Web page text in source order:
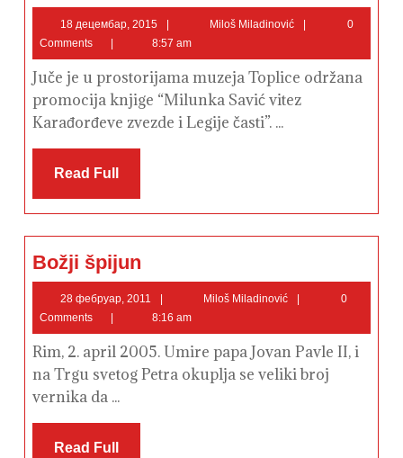
heroini
iz
18 децембар, 2015
децембар,
Miloš Miladinović
0
Comments
8:57 am
Juče je u prostorijama muzeja Toplice održana
promocija knjige “Milunka Savić vitez
Karađorđeve zvezde i Legije časti”. ...
Read Full Read
Božji špijun
28 фебруар, 2011
фебруар,
Miloš Miladinović
0
Comments
8:16 am
Rim, 2. april 2005. Umire papa Jovan Pavle II, i
na Trgu svetog Petra okuplja se veliki broj
vernika da ...
Read Full Read